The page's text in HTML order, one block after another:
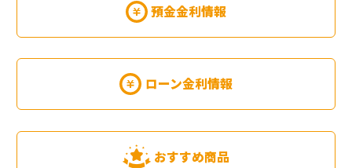
預金金利情報
ローン金利情報
おすすめ商品